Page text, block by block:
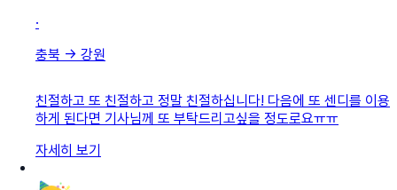
·
충북 → 강원
친절하고 또 친절하고 정말 친절하십니다! 다음에 또 센디를 이용
하게 된다면 기사님께 또 부탁드리고싶을 정도로요ㅠㅠ
자세히 보기